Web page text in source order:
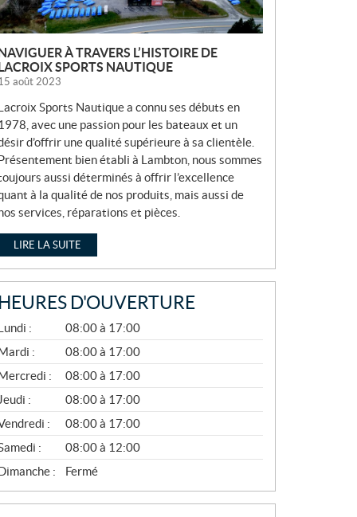
À TRAVERS L’HISTOIRE DE
SPORTS NAUTIQUE
août 2023
Sports Nautique a connu ses débuts en
avec une passion pour les bateaux et un
d’offrir une qualité supérieure à sa clientèle.
bien établi à Lambton, nous sommes
aussi déterminés à offrir l’excellence
à la qualité de nos produits, mais aussi de
services, réparations et pièces.
LIRE LA SUITE
HEURES D'OUVERTURE
:
08:00 à 17:00
:
08:00 à 17:00
:
08:00 à 17:00
Jeudi :
08:00 à 17:00
:
08:00 à 17:00
:
08:00 à 12:00
:
Fermé